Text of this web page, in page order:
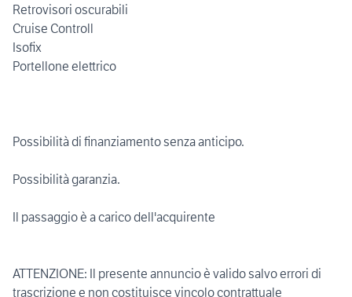
Retrovisori oscurabili
Cruise Controll
Isofix
Portellone elettrico
Possibilità di finanziamento senza anticipo.
Possibilità garanzia.
Il passaggio è a carico dell'acquirente
ATTENZIONE: Il presente annuncio è valido salvo errori di
trascrizione e non costituisce vincolo contrattuale